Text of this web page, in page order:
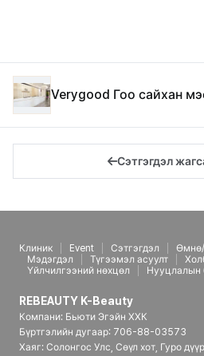
Verygood Гоо сайхан
Сэтгэгдэл
Клиник Event Сэтгэгдэл
Мэдэгдэл
Түгээмэл асуулт
Үйлчилгээний нөхцөл
Нууцлалын
REBEAUTY K-Beauty
Компани: Бьюти Эгэйн ХХК
Бүртгэлийн дугаар: 706-88-03573
Хаяг: Солонгос Улс, Сөүл хот, Гуро